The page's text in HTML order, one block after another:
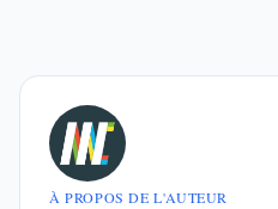
À PROPOS DE L'AUTEUR